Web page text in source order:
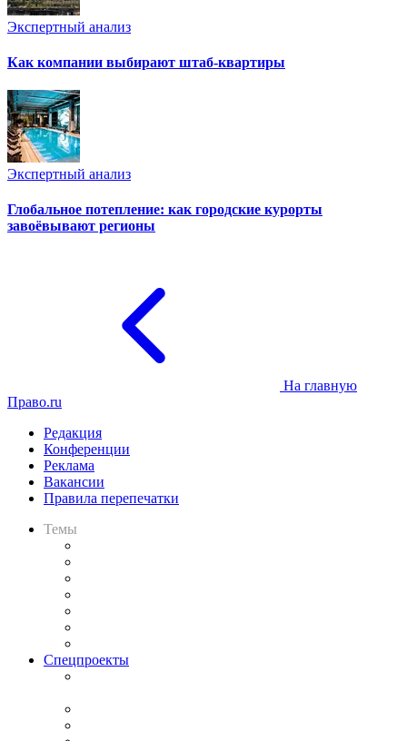
Экспертный анализ
Как компании выбирают штаб-квартиры
Экспертный анализ
Глобальное потепление: как городские курорты
завоёвывают регионы
На главную
Право.ru
Редакция
Конференции
Реклама
Вакансии
Правила перепечатки
Темы
Спецпроекты